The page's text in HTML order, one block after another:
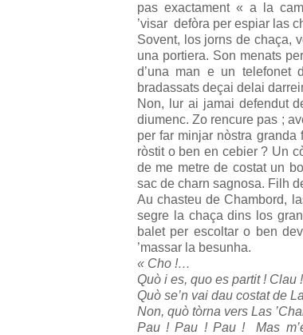
pas exactament « a la
’visar defòra per espiar las
Sovent, los jorns de chaça,
una portiera. Son menats
d’una man e un telefonet
bradassats deçai delai
Non, lur ai jamai defendut
diumenc. Zo rencure pas ;
per far minjar nòstra granda
ròstit o ben en cebier ? Un
de me metre de costat un
sac de charn sagnosa. Filh
Au chasteu de Chambord,
segre la chaça dins los
balet per escoltar o ben
’massar la besunha.
« Cho !…
Quò i es, quo es partit ! Clau
Quò se’n vai dau costat de
Non, quò tòrna vers Las
Pau ! Pau ! Pau ! Mas